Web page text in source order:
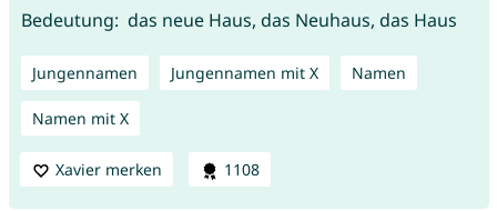
Bedeutung: das neue Haus, das Neuhaus, das Haus
Jungennamen Jungennamen mit X Namen
Namen mit X
Xavier merken 1108